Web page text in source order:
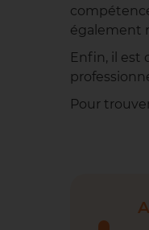
également
Enfin, il est
Pour